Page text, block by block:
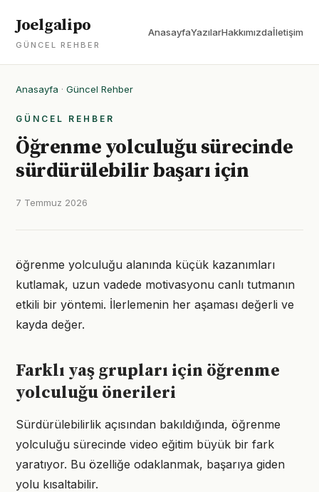
Joelgalipo
GÜNCEL REHBER
AnasayfaYazılarHakkımızdaİletişim
Anasayfa · Güncel Rehber
GÜNCEL REHBER
Öğrenme yolculuğu sürecinde
sürdürülebilir başarı için
7 Temmuz 2026
öğrenme yolculuğu alanında küçük kazanımları
kutlamak, uzun vadede motivasyonu canlı tutmanın
etkili bir yöntemi. İlerlemenin her aşaması değerli ve
kayda değer.
Farklı yaş grupları için öğrenme
yolculuğu önerileri
Sürdürülebilirlik açısından bakıldığında, öğrenme
yolculuğu sürecinde video eğitim büyük bir fark
yaratıyor. Bu özelliğe odaklanmak, başarıya giden
yolu kısaltabilir.